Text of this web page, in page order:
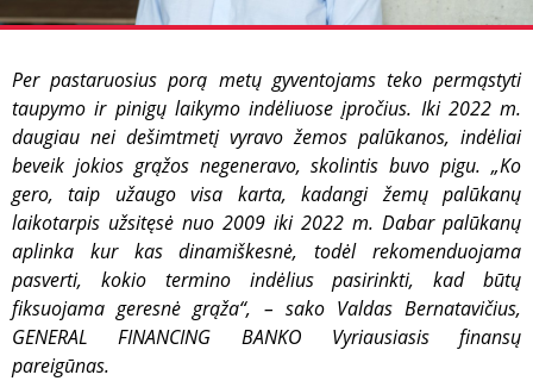
Per pastaruosius porą metų gyventojams teko permąstyti
taupymo ir pinigų laikymo indėliuose įpročius. Iki 2022 m.
daugiau nei dešimtmetį vyravo žemos palūkanos, indėliai
beveik jokios grąžos negeneravo, skolintis buvo pigu. „Ko
gero, taip užaugo visa karta, kadangi žemų palūkanų
laikotarpis užsitęsė nuo 2009 iki 2022 m. Dabar palūkanų
aplinka kur kas dinamiškesnė, todėl rekomenduojama
pasverti, kokio termino indėlius pasirinkti, kad būtų
fiksuojama geresnė grąža“, – sako Valdas Bernatavičius,
GENERAL FINANCING BANKO Vyriausiasis finansų
pareigūnas.